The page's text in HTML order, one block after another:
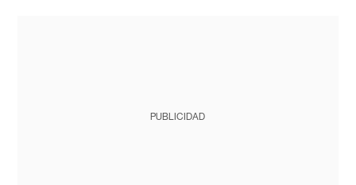
PUBLICIDAD